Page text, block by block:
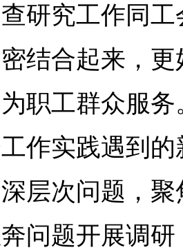
研究工作同
结合起来，
职工群众服
作实践遇到
层次问题，
问题开展调